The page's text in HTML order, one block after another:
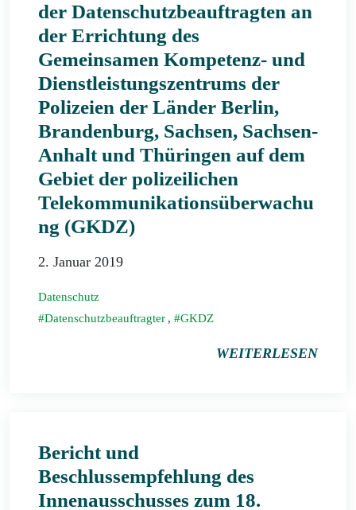
der Datenschutzbeauftragten an
der Errichtung des
Gemeinsamen Kompetenz- und
Dienstleistungszentrums der
Polizeien der Länder Berlin,
Brandenburg, Sachsen, Sachsen-
Anhalt und Thüringen auf dem
Gebiet der polizeilichen
Telekommunikationsüberwachu
ng (GKDZ)
2. Januar 2019
Datenschutz
Datenschutzbeauftragter , GKDZ
WEITERLESEN
Bericht und
Beschlussempfehlung des
Innenausschusses zum 18.